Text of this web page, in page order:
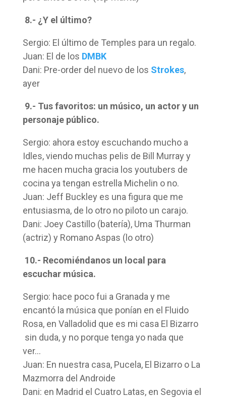
8.- ¿Y el último?
Sergio: El último de Temples para un regalo.
Juan: El de los DMBK
Dani: Pre-order del nuevo de los Strokes,
ayer
9.- Tus favoritos: un músico, un actor y un
personaje público.
Sergio: ahora estoy escuchando mucho a
Idles, viendo muchas pelis de Bill Murray y
me hacen mucha gracia los youtubers de
cocina ya tengan estrella Michelin o no.
Juan: Jeff Buckley es una figura que me
entusiasma, de lo otro no piloto un carajo.
Dani: Joey Castillo (batería), Uma Thurman
(actriz) y Romano Aspas (lo otro)
10.- Recomiéndanos un local para
escuchar música.
Sergio: hace poco fui a Granada y me
encantó la música que ponían en el Fluido
Rosa, en Valladolid que es mi casa El Bizarro
sin duda, y no porque tenga yo nada que
ver…
Juan: En nuestra casa, Pucela, El Bizarro o La
Mazmorra del Androide
Dani: en Madrid el Cuatro Latas, en Segovia el